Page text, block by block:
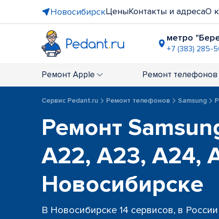
НовосибирскЦеныКонтакты и адресаО
метро
+7 (383) 285-
+7 (383)
ТЦ
+7 (383)
+7 (383)
ост.
+7 (383)
Ремонт Apple Ремонт телефонов
Сервис Pedant.ru Ремонт телефонов Samsung
Ремонт
A22, A23, A24,
Новосибирске
В Новосибирске 14 сервисов, в